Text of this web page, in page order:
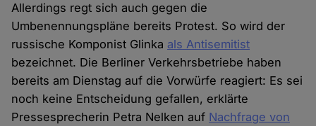
Allerdings regt sich auch gegen die
Umbenennungspläne bereits Protest. So wird der
russische Komponist Glinka als Antisemitist
bezeichnet. Die Berliner Verkehrsbetriebe haben
bereits am Dienstag auf die Vorwürfe reagiert: Es sei
noch keine Entscheidung gefallen, erklärte
Pressesprecherin Petra Nelken auf Nachfrage von